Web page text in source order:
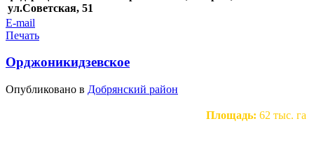
ул.Советская, 51
E-mail
Печать
Орджоникидзевское
Опубликовано в Добрянский район
Площадь: 62 тыс. га